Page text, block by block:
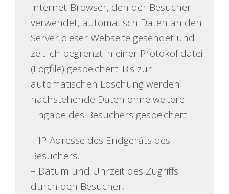
Internet-Browser, den der Besucher
verwendet, automatisch Daten an den
Server dieser Webseite gesendet und
zeitlich begrenzt in einer Protokolldatei
(Logfile) gespeichert. Bis zur
automatischen Löschung werden
nachstehende Daten ohne weitere
Eingabe des Besuchers gespeichert:
– IP-Adresse des Endgeräts des
Besuchers,
– Datum und Uhrzeit des Zugriffs
durch den Besucher,